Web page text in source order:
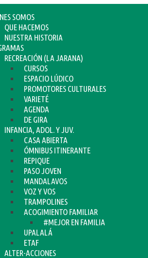
SOMOS
QUE HACEMOS
NUESTRA HISTORIA
RECREACIÓN (LA JARANA)
CURSOS
ESPACIO LÚDICO
PROMOTORES CULTURALES
VARIETÉ
AGENDA
DE GIRA
INFANCIA, ADOL. Y JUV.
CASA ABIERTA
ÓMNIBUS ITINERANTE
REPIQUE
PASO JOVEN
MANDALAVOS
VOZ Y VOS
TRAMPOLINES
ACOGIMIENTO FAMILIAR
#MEJOR EN FAMILIA
UPALALÁ
ETAF
ALTER-ACCIONES